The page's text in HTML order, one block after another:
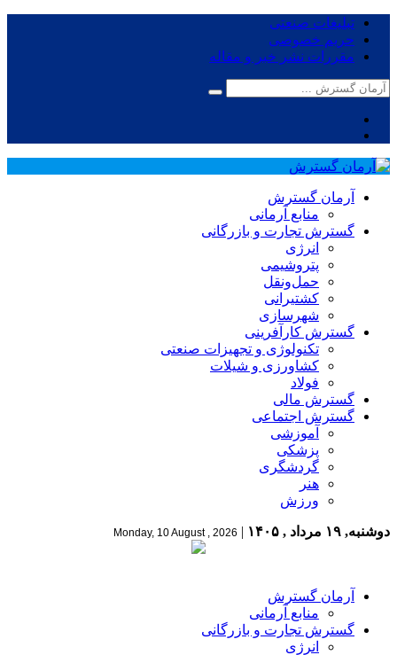
تبلیغات صنعتی
حریم خصوصی
مقررات نشر خبر و مقاله
آرمان گسترش
منابع آرمانی
گسترش تجارت و بازرگانی
انرژی
پتروشیمی
حمل‌و‌نقل
کشتیرانی
شهرسازی
گسترش کارآفرینی
تکنولوژی و تجهیزات صنعتی
کشاورزی و شیلات
فولاد
گسترش مالی
گسترش اجتماعی
آموزشی
پزشکی
گردشگری
هنر
ورزش
دوشنبه, ۱۹ مرداد , ۱۴۰۵ |
Monday, 10 August , 2026
آرمان گسترش
منابع آرمانی
گسترش تجارت و بازرگانی
انرژی